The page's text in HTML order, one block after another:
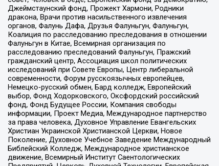
Джеймстаунский фонд, Прожект Хармони, Родники
дракона, Врачи против насильственного извлечения
органов, Фалунь Дафа, Друзья Фалуньгун, Фалуньгун,
Коалиция по расследованию преследования в отношении
Фалуньгун в Китае, Всемирная организация по
расследованию преследований Фалуньгун, Пражский
гражданский центр, Ассоциация школ политических
исследований при Совете Европы, Центр либеральной
современности, Форум русскоязычных европейцев,
Немецко-русский обмен, Бард колледж, Европейский
выбор, Фонд Ходорковского, Оксфордский российский
фонд, Фонд Будущее России, Компания свободы
информации, Проект Медиа, Международное партнерство
за права человека, Духовное Управление Евангельских
Христиан Украинской Христианской Церкви, Новое
Поколение, Духовное Учебное Заведение Международный
Библейский Колледж, Международное христианское
движение, Всемирный Институт Саентологических